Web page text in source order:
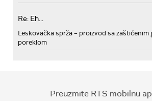
Re: Eh...
Leskovačka sprža – proizvod sa zaštićenim
poreklom
Preuzmite RTS mobilnu